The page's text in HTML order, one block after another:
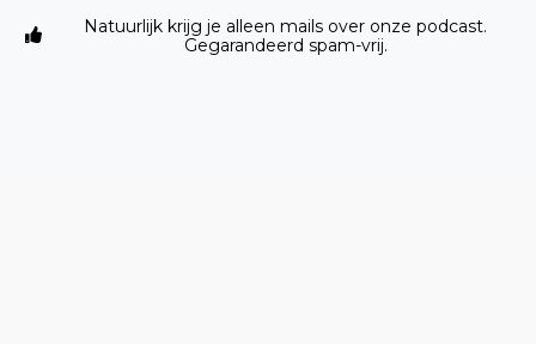
Natuurlijk krijg je alleen mails over onze podcast.
Gegarandeerd spam-vrij.